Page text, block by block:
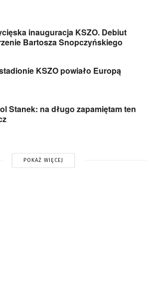
inauguracja KSZO. Debiut
Bartosza Snopczyńskiego
KSZO powiało Europą
Stanek: na długo zapamiętam ten
POKAŻ WIĘCEJ